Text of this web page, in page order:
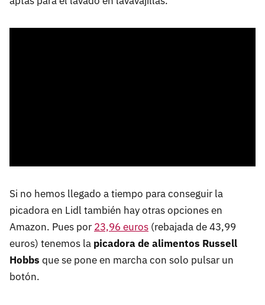
Si no hemos llegado a tiempo para conseguir la
picadora en Lidl también hay otras opciones en
Amazon. Pues por 23,96 euros (rebajada de 43,99
euros) tenemos la picadora de alimentos Russell
Hobbs que se pone en marcha con solo pulsar un
botón.